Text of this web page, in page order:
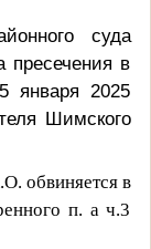
суда
пресечения в
января 2025
Шимского
обвиняется в
п. а ч.3